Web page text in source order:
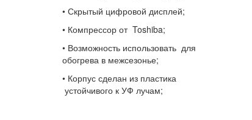
• Скрытый цифровой дисплей;
• Компрессор от Toshiba;
• Возможность использовать для
обогрева в межсезонье;
• Корпус сделан из пластика
устойчивого к УФ лучам;